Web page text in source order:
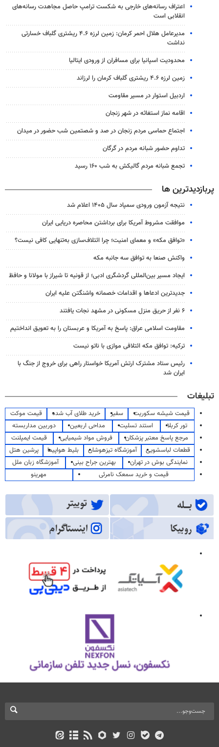
اعتراف رسانه‌های خارجی به شکست ترامپ حاصل مجاهدت رسانه‌های
انقلابی است
مدیرعامل هلال احمر کرمان: زمین لرزه ۴.۶ ریشتری گلباف خسارتی
نداشت
محدودیت اسپانیا برای مسافران از ورودی ایتالیا
زمین لرزه ۴.۶ ریشتری گلباف کرمان را لرزاند
اردبیل استوار در مسیر مقاومت
اقامه نماز استغاثه در شهر زنجان
اجتماع حماسی مردم زنجان در صد و شصتمین شب حضور در میدان
تداوم حضور شبانه مردم در گرگان
تجمع شبانه مردم گالیکش به شب ۱۶۰ رسید
پربازدیدترین ها
نتیجه آزمون ورودی سمپاد سال ۱۴۰۵ اعلام شد
موافقت مشروط آمریکا برای برداشتن محاصره دریایی ایران
«توافق مکه» و معمای امنیت؛ چرا ائتلاف‌سازی به‌تنهایی کافی نیست؟
واکنش صنعا به توافق سه جانبه مکه
ایجاد مسیر بین‌المللی گردشگری ادبی؛ از قونیه تا شیراز با مولانا و حافظ
جدیدترین ادعاها و اقدامات خصمانه واشنگتن علیه ایران
۶ نفر از حریق منزل مسکونی در مشهد نجات یافتند
مقاومت اسلامی عراق: پاسخ به آمریکا و عربستان را به تعویق انداختیم
ترکیه: توافق مکه ائتلافی موازی با ناتو نیست
رئیس ستاد مشترک ارتش آمریکا خواستار راهی برای خروج از جنگ با
ایران شد
تبلیغات
قیمت شیشه سکوریت سفیر خرید طلای آب شده
قیمت موکت
تور کربلا
استند تسلیت مداحی اربعین
دوربین مداربسته
مرجع پاسخ معتبر پزشکان
فروش مواد شیمیایی
قیمت ایمپلنت
قطعات لباسشویی
آموزشگاه تیزهوشان بلیط هواپیما
پرشین هتل
نمایندگی بوش در تهران
بهترین جراح بینی
آموزشگاه زبان ملل
قیمت و خرید سمعک نامرئی
مهرینو